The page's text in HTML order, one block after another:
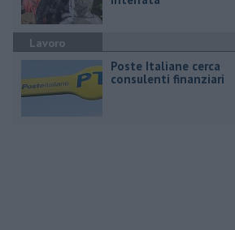
Lavoro
Poste Italiane cerca
consulenti finanziari